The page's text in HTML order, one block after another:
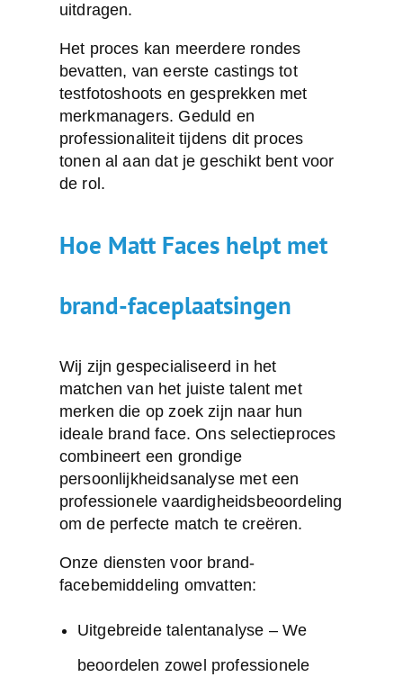
uitdragen.
Het proces kan meerdere rondes
bevatten, van eerste castings tot
testfotoshoots en gesprekken met
merkmanagers. Geduld en
professionaliteit tijdens dit proces
tonen al aan dat je geschikt bent voor
de rol.
Hoe Matt Faces helpt met
brand-faceplaatsingen
Wij zijn gespecialiseerd in het
matchen van het juiste talent met
merken die op zoek zijn naar hun
ideale brand face. Ons selectieproces
combineert een grondige
persoonlijkheidsanalyse met een
professionele vaardigheidsbeoordeling
om de perfecte match te creëren.
Onze diensten voor brand-
facebemiddeling omvatten:
Uitgebreide talentanalyse – We
beoordelen zowel professionele